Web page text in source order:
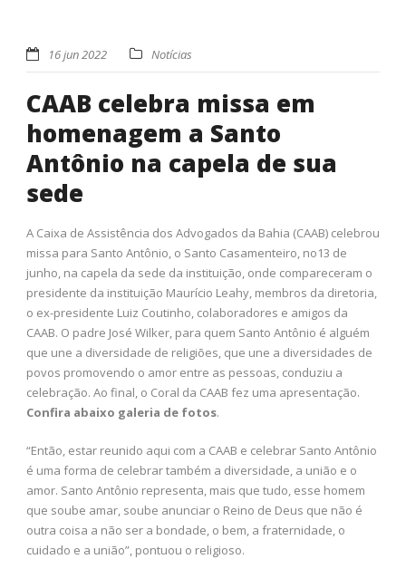
16 jun 2022 Notícias
CAAB celebra missa em
homenagem a Santo
Antônio na capela de sua
sede
A Caixa de Assistência dos Advogados da Bahia (CAAB) celebrou
missa para Santo Antônio, o Santo Casamenteiro, no13 de
junho, na capela da sede da instituição, onde compareceram o
presidente da instituição Maurício Leahy, membros da diretoria,
o ex-presidente Luiz Coutinho, colaboradores e amigos da
CAAB. O padre José Wilker, para quem Santo Antônio é alguém
que une a diversidade de religiões, que une a diversidades de
povos promovendo o amor entre as pessoas, conduziu a
celebração. Ao final, o Coral da CAAB fez uma apresentação.
Confira abaixo galeria de fotos.
“Então, estar reunido aqui com a CAAB e celebrar Santo Antônio
é uma forma de celebrar também a diversidade, a união e o
amor. Santo Antônio representa, mais que tudo, esse homem
que soube amar, soube anunciar o Reino de Deus que não é
outra coisa a não ser a bondade, o bem, a fraternidade, o
cuidado e a união”, pontuou o religioso.